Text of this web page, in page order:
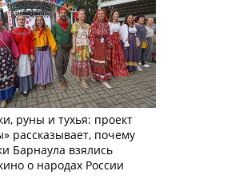
руны и тухья: проект
рассказывает, почему
Барнаула взялись
о народах России